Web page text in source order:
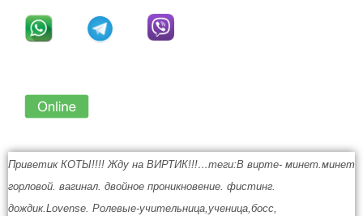
Приветик КОТЫ!!!! Жду на ВИРТИК!!!…теги:В вирте- минет.минет
горловой. вагинал. двойное проникновение. фистинг.
дождик.Lovense. Ролевые-учительница,ученица,босс,